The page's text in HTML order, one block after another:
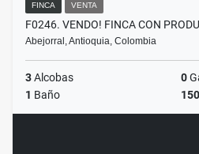
FINCA VENTA
F0246. VENDO! FINCA CON
Abejorral, Antioquia, Colombia
3Alcobas 0
1 Baño